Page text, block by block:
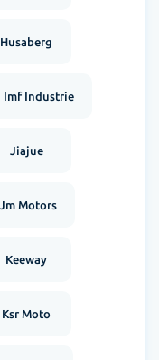
Husaberg
Imf Industrie
Jiajue
Jm Motors
Keeway
Ksr Moto